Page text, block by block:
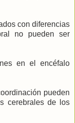
con diferencias
no pueden ser
en el encéfalo
pueden
cerebrales de los